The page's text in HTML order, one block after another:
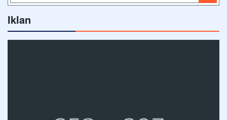
Iklan